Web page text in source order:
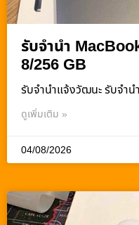
รับจำนำ
8/256 GB
รับจํานําแจ้งวัฒนะ รับจํา
ดูเพิ่มเติม »
04/08/2026